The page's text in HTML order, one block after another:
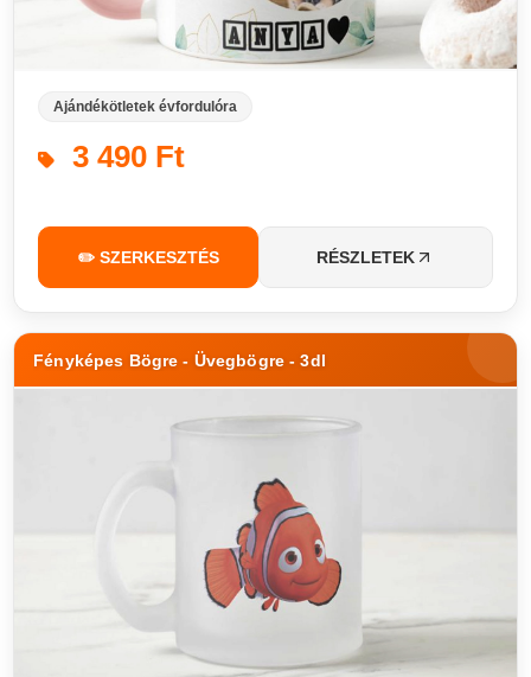
Ajándékötletek évfordulóra
3 490 Ft
✏️ SZERKESZTÉS RÉSZLETEK
Fényképes Bögre - Üvegbögre - 3dl